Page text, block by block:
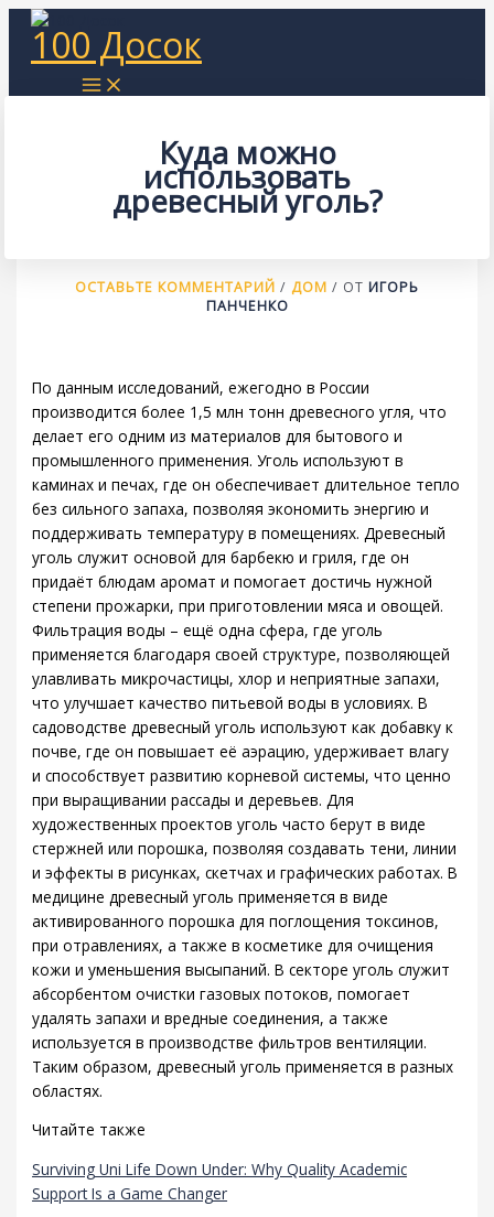
Перейти
содержимому
100 Досок
Куда можно
использовать
древесный уголь?
ОСТАВЬТЕ КОММЕНТАРИЙ / ДОМ / ОТ ИГОРЬ
ПАНЧЕНКО
По данным исследований, ежегодно в России
производится более 1,5 млн тонн древесного угля, что
делает его одним из материалов для бытового и
промышленного применения. Уголь используют в
каминах и печах, где он обеспечивает длительное тепло
без сильного запаха, позволяя экономить энергию и
поддерживать температуру в помещениях. Древесный
уголь служит основой для барбекю и гриля, где он
придаёт блюдам аромат и помогает достичь нужной
степени прожарки, при приготовлении мяса и овощей.
Фильтрация воды – ещё одна сфера, где уголь
применяется благодаря своей структуре, позволяющей
улавливать микрочастицы, хлор и неприятные запахи,
что улучшает качество питьевой воды в условиях. В
садоводстве древесный уголь используют как добавку к
почве, где он повышает её аэрацию, удерживает влагу
и способствует развитию корневой системы, что ценно
при выращивании рассады и деревьев. Для
художественных проектов уголь часто берут в виде
стержней или порошка, позволяя создавать тени, линии
и эффекты в рисунках, скетчах и графических работах. В
медицине древесный уголь применяется в виде
активированного порошка для поглощения токсинов,
при отравлениях, а также в косметике для очищения
кожи и уменьшения высыпаний. В секторе уголь служит
абсорбентом очистки газовых потоков, помогает
удалять запахи и вредные соединения, а также
используется в производстве фильтров вентиляции.
Таким образом, древесный уголь применяется в разных
областях.
Читайте также
Surviving Uni Life Down Under: Why Quality Academic
Support Is a Game Changer